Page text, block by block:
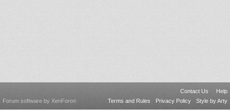
Contact Us
Help
Terms and Rules
Privacy Policy Style by Arty
Forum software by XenForo®